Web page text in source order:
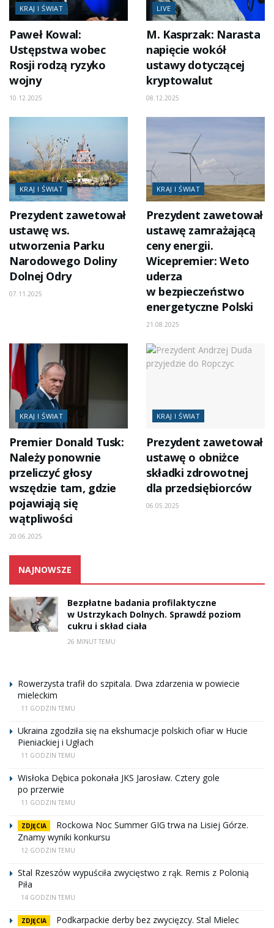
KRAJ I ŚWIAT
Paweł Kowal:
Ustępstwa wobec
Rosji rodzą ryzyko
wojny
10.12.2025
LIVE
M. Kasprzak: Narasta
napięcie wokół
ustawy dotyczącej
kryptowalut
08.12.2025
KRAJ I ŚWIAT
Prezydent zawetował
ustawę ws.
utworzenia Parku
Narodowego Doliny
Dolnej Odry
07.11.2025
KRAJ I ŚWIAT
Prezydent zawetował
ustawę zamrażającą
ceny energii.
Wicepremier: Weto
uderza
w bezpieczeństwo
energetyczne Polski
21.08.2025
KRAJ I ŚWIAT
Premier Donald Tusk:
Należy ponownie
przeliczyć głosy
wszędzie tam, gdzie
pojawiają się
wątpliwości
20.06.2025
KRAJ I ŚWIAT
Prezydent zawetował
ustawę o obniżce
składki zdrowotnej
dla przedsiębiorców
06.05.2025
NAJNOWSZE
Bezpłatne badania profilaktyczne
w Ustrzykach Dolnych. Sprawdź poziom
cukru i skład ciała
26 MINUT TEMU
Rowerzysta trafił do szpitala. Dwa zdarzenia w powiecie
mieleckim
11 GODZIN TEMU
Ukraina zgodziła się na ekshumacje polskich ofiar w Hucie
Pieniackiej i Ugłach
11 GODZIN TEMU
Wisłoka Dębica pokonała JKS Jarosław. Cztery gole
po przerwie
11 GODZIN TEMU
ZDJĘCIA
Rockowa Noc Summer GIG trwa na Lisiej Górze.
Znamy wyniki konkursu
12 GODZIN TEMU
Stal Rzeszów wypuściła zwycięstwo z rąk. Remis z Polonią
Piła
14 GODZIN TEMU
ZDJĘCIA
Podkarpackie derby bez zwycięzcy. Stal Mielec